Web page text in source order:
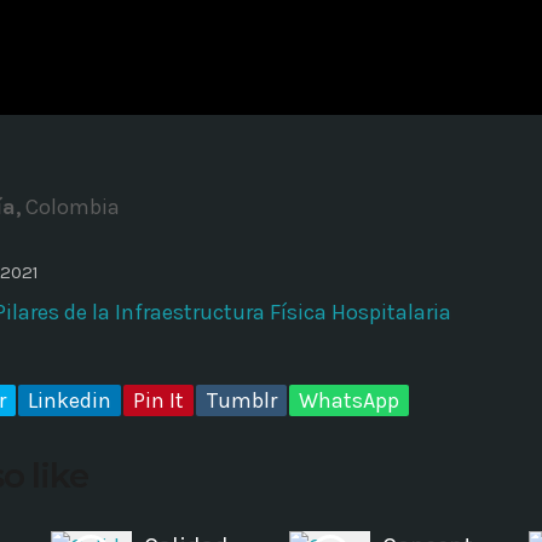
Time
Colombia
de la Infraestructura Física Hospitalaria
Linkedin Pin It Tumblr WhatsApp